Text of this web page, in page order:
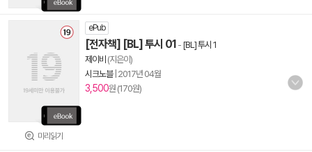
미리읽기
ePub
[전자책] [BL] 투시 01 - [BL] 투시 1
제이비 (지은이)
시크노블| 2017년 04월
3,500원 (170원)